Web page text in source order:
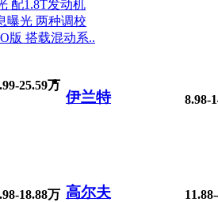
配1.8T发动机
曝光 两种调校
版 搭载混动系..
25.59万
伊兰特 8.98-
18.88万 高尔夫